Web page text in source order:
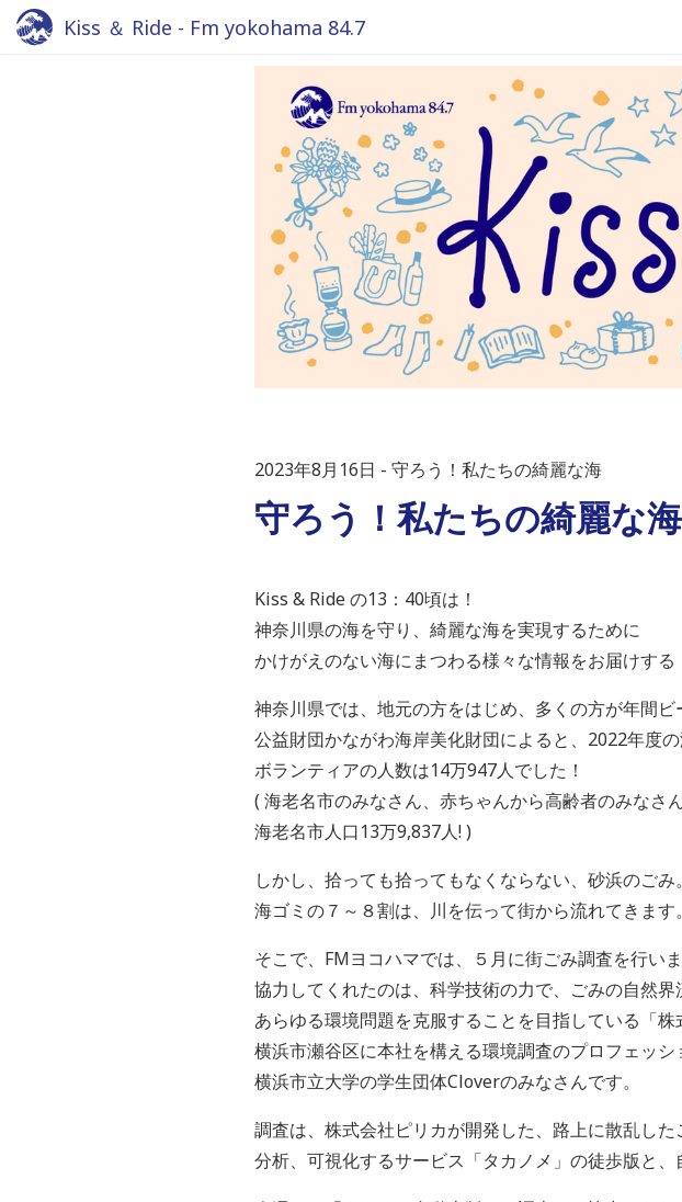
Kiss ＆ Ride - Fm yokohama 84.7
2023年8月16日 守ろう！私たちの綺麗な海
守ろう！私たちの綺麗な
Kiss & Ride の13：40頃は！
神奈川県の海を守り、綺麗な海を実現するために
かけがえのない海にまつわる様々な情報をお届けす
神奈川県では、地元の方をはじめ、多くの方が年間ビ
公益財団かながわ海岸美化財団によると、2022年度
ボランティアの人数は14万947人でした！
( 海老名市のみなさん、赤ちゃんから高齢者のみなさ
海老名市人口13万9,837人! )
しかし、拾っても拾ってもなくならない、砂浜のごみ。
海ゴミの７～８割は、川を伝って街から流れてきます。
そこで、FMヨコハマでは、５月に街ごみ調査を行いま
協力してくれたのは、科学技術の力で、ごみの自然
あらゆる環境問題を克服することを目指している「株
横浜市瀬谷区に本社を構える環境調査のプロフェッシ
横浜市立大学の学生団体Cloverのみなさんです。
調査は、株式会社ピリカが開発した、路上に散乱し
分析、可視化するサービス「タカノメ」の徒歩版と、